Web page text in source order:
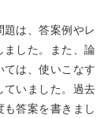
は、答案例やレ
ました。また、論
は、使いこなす
ていました。過去
答案を書きまし